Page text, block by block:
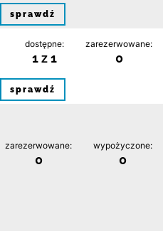
sprawdź
dostępne:
1 z 1
zarezerwowane:
0
sprawdź
zarezerwowane:
0
wypożyczone:
0